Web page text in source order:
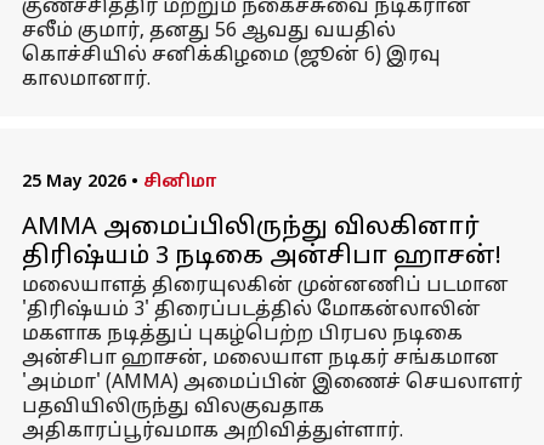
குணச்சித்திர மற்றும் நகைச்சுவை நடிகரான
சலீம் குமார், தனது 56 ஆவது வயதில்
கொச்சியில் சனிக்கிழமை (ஜூன் 6) இரவு
காலமானார்.
25 May 2026 • சினிமா
AMMA அமைப்பிலிருந்து விலகினார்
திரிஷ்யம் 3 நடிகை அன்சிபா ஹாசன்!
மலையாளத் திரையுலகின் முன்னணிப் படமான
'திரிஷ்யம் 3' திரைப்படத்தில் மோகன்லாலின்
மகளாக நடித்துப் புகழ்பெற்ற பிரபல நடிகை
அன்சிபா ஹாசன், மலையாள நடிகர் சங்கமான
'அம்மா' (AMMA) அமைப்பின் இணைச் செயலாளர்
பதவியிலிருந்து விலகுவதாக
அதிகாரப்பூர்வமாக அறிவித்துள்ளார்.